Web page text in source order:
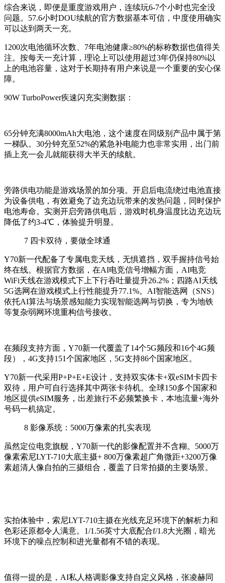
综合来说， 即便是重度游戏用户，连续玩6-7个小时也完全没
问题。57.6小时DOU续航的官方数据基本可信，中度使用确实
可以达到两天一充。
1200次电池循环次数、7年电池健康≥80%的标称数据也值得关
注。按每天一充计算，理论上可以使用超过3年仍保持80%以
上的电池容量，这对于长期持有用户来说是一个重要的安心保
障。
90W TurboPower疾速闪充实测数据：
65分钟充满8000mAh大电池，这个速度在同级别产品中属于第
一梯队。 30分钟充至52%的紧急补电能力也非常实用，出门前
插上充一会儿就能获得大半天的续航。
旁路供电功能是游戏场景的加分项。开启后电流绕过电池直接
为设备供电，有效避免了边充边玩带来的发热问题，同时保护
电池寿命。实测开启旁路供电后，游戏时机身温度比边充边玩
降低了约3-4℃，体验提升明显。
7 四卡双待，要做全球通
Y70新一代配备了专属电竞天线，无惧遮挡，双手握持信号始
终在线。 根据官方数据， 在AI电竞信号增幅方面，AI电竞
WiFi天线在游戏模式下上下行吞吐量提升26.2%；四路AI天线
5G选网在游戏模式上行性能提升77.1%。AI智能选网（SNS）
依托AI算法与场景感知能力实现智能选网与切换，专为地铁
等复杂弱网环境重构信号接收。
在频段支持方面，Y70新一代覆盖了14个5G频段和16个4G频
段），4G支持151个国家地区，5G支持86个国家地区。
Y70新一代采用P+P+E+E设计，支持双实体卡+双eSIM卡四卡
双待，用户可自行选择其中两张卡待机。全球150多个国家和
地区提供eSIM服务，出差旅行不必频繁换卡，本地流量+海外
号码一机搞定。
8 影像系统：5000万像素的扎实表现
虽然定位电竞旗舰，Y70新一代的影像配置并不含糊。5000万
像素索尼LYT-710大底主摄+ 800万像素超广角微距+3200万像
素超清人像自拍的三摄组合，覆盖了日常拍摄的主要场景。
实拍体验中，索尼LYT-710主摄在光线充足环境下的解析力和
色彩还原都令人满意。1/1.56英寸大底配合f/1.8大光圈，暗光
环境下的噪点控制和进光量都有不错的表现。
值得一提的是， AI私人格调影像支持自定义风格，张凌赫同